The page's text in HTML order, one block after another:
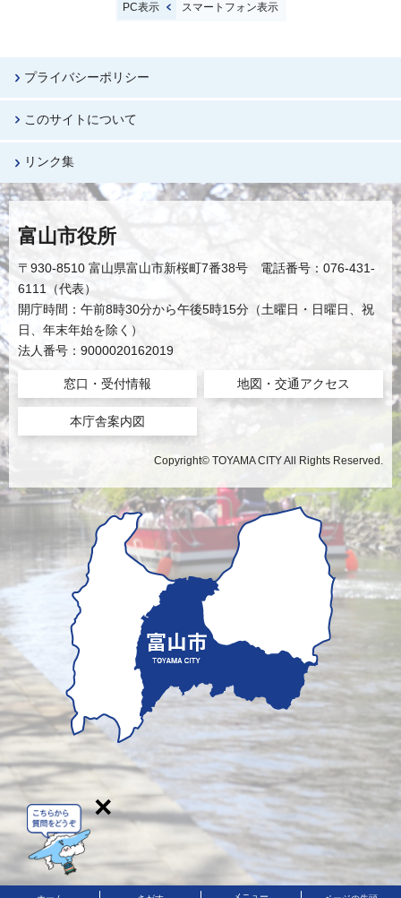
PC表示 スマートフォン表示
プライバシーポリシー
このサイトについて
リンク集
富山市役所
〒930-8510 富山県富山市新桜町7番38号 電話番号：076-431-
6111（代表）
開庁時間：午前8時30分から午後5時15分（土曜日・日曜日、祝
日、年末年始を除く）
法人番号：9000020162019
窓口・受付情報 地図・交通アクセス
本庁舎案内図
Copyright© TOYAMA CITY All Rights Reserved.
×